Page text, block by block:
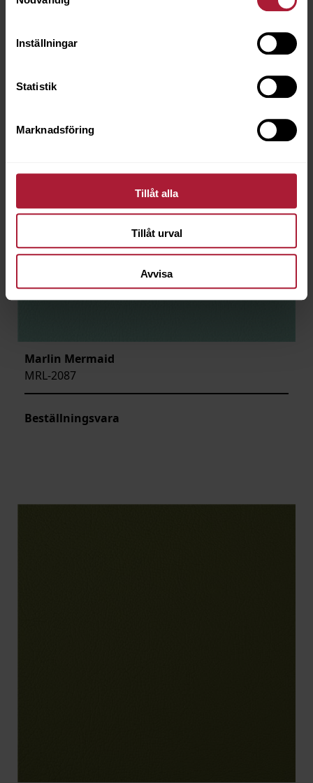
Inställningar
Statistik
Marknadsföring
Tillåt alla
Tillåt urval
Avvisa
Marlin Mermaid
MRL-2087
Beställningsvara